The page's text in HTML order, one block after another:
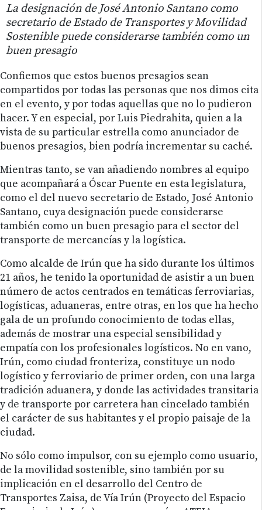
La designación de José Antonio Santano como
secretario de Estado de Transportes y Movilidad
Sostenible puede considerarse también como un
buen presagio
Confiemos que estos buenos presagios sean
compartidos por todas las personas que nos dimos cita
en el evento, y por todas aquellas que no lo pudieron
hacer. Y en especial, por Luis Piedrahita, quien a la
vista de su particular estrella como anunciador de
buenos presagios, bien podría incrementar su caché.
Mientras tanto, se van añadiendo nombres al equipo
que acompañará a Óscar Puente en esta legislatura,
como el del nuevo secretario de Estado, José Antonio
Santano, cuya designación puede considerarse
también como un buen presagio para el sector del
transporte de mercancías y la logística.
Como alcalde de Irún que ha sido durante los últimos
21 años, he tenido la oportunidad de asistir a un buen
número de actos centrados en temáticas ferroviarias,
logísticas, aduaneras, entre otras, en los que ha hecho
gala de un profundo conocimiento de todas ellas,
además de mostrar una especial sensibilidad y
empatía con los profesionales logísticos. No en vano,
Irún, como ciudad fronteriza, constituye un nodo
logístico y ferroviario de primer orden, con una larga
tradición aduanera, y donde las actividades transitaria
y de transporte por carretera han cincelado también
el carácter de sus habitantes y el propio paisaje de la
ciudad.
No sólo como impulsor, con su ejemplo como usuario,
de la movilidad sostenible, sino también por su
implicación en el desarrollo del Centro de
Transportes Zaisa, de Vía Irún (Proyecto del Espacio